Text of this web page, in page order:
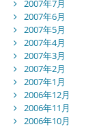
2007年7月
2007年6月
2007年5月
2007年4月
2007年3月
2007年2月
2007年1月
2006年12月
2006年11月
2006年10月